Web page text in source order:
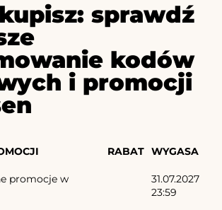
sprawdź
kodów
i promocji
RABAT WYGASA
promocje w
31.07.2027
23:59